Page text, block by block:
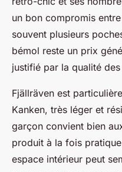
un bon compromis
souvent plusieurs
bémol reste un prix
justifié par la qualité
Fjällräven est
Kanken, très léger et
garçon convient bien
produit à la fois
espace intérieur peut